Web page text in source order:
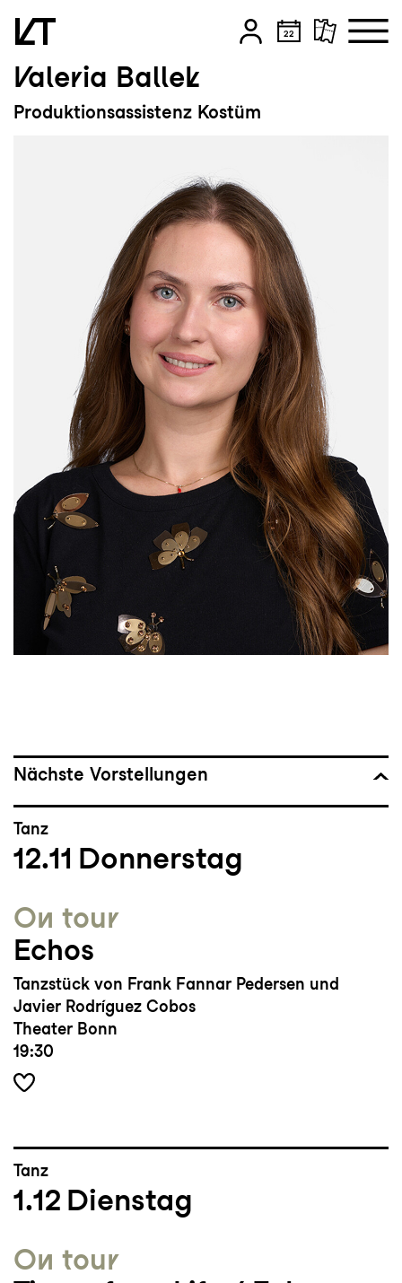
Zum Hauptinhalt springen
Zum Footer springen
Valeria Ballek
Produktionsassistenz Kostüm
Nächste Vorstellungen
Tanz
12.11 Donnerstag
On tour
Echos
Tanzstück von Frank Fannar Pedersen und
Javier Rodríguez Cobos
Theater Bonn
19:30
Tanz
1.12 Dienstag
On tour